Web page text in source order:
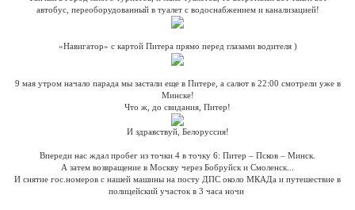
автобус, переоборудованный в туалет с водоснабжением и канализацией!
«Навигатор» с картой Питера прямо перед глазами водителя )
9 мая утром начало парада мы застали еще в Питере, а салют в 22:00 смотрели уже в
Минске!
Что ж, до свидания, Питер!
И здравствуй, Белоруссия!
Впереди нас ждал пробег из точки 4 в точку 6: Питер – Псков – Минск.
А затем возвращение в Москву через Бобруйск и Смоленск...
И снятие гос.номеров с нашей машины на посту ДПС около МКАДа и путешествие в
полицейский участок в 3 часа ночи